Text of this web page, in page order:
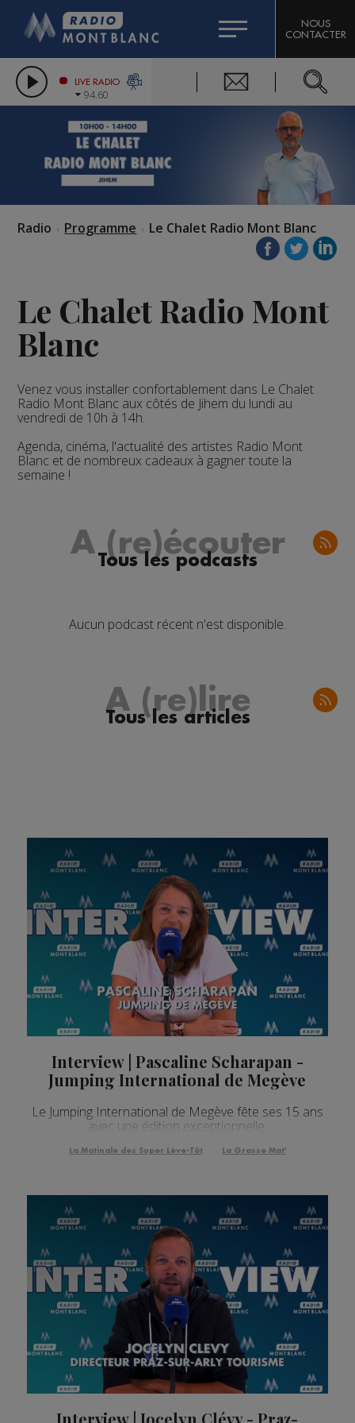
LES CHRONIQUES DE L'EXPERT
CITIZEN MACHINERY
GRAND MASSIF DOMAINES SKIABLES
COMPAGNIE DU MONT-BLANC
NOUS
CONTACTER
LIVE RADIO
94.60
Radio Programme Le Chalet Radio Mont Blanc
Le Chalet Radio Mont
Blanc
Venez vous installer confortablement dans Le Chalet
Radio Mont Blanc aux côtés de Jihem du lundi au
vendredi de 10h à 14h.
Agenda, cinéma, l'actualité des artistes Radio Mont
Blanc et de nombreux cadeaux à gagner toute la
semaine !
A (re)écouter
Tous les podcasts
Aucun podcast récent n'est disponible.
A (re)lire
Tous les articles
Interview | Pascaline Scharapan -
Jumping International de Megève
Le Jumping International de Megève fête ses 15 ans
avec une édition exceptionnelle.
La Matinale des Super Lève-Tôt La Grasse Mat'
Interview | Jocelyn Clévy - Praz-